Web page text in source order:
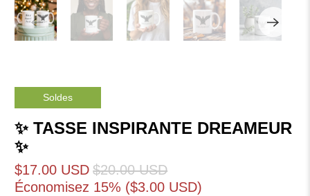
Soldes
✨ TASSE INSPIRANTE DREAMEUR
✨
$17.00 USD $20.00 USD
Économisez 15% ($3.00 USD)